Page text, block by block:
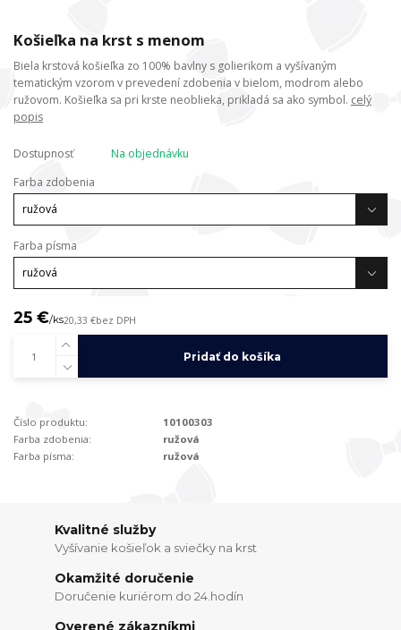
Košieľka na krst s menom
Biela krstová košieľka zo 100% bavlny s golierikom a vyšívaným
tematickým vzorom v prevedení zdobenia v bielom, modrom alebo
ružovom. Košieľka sa pri krste neoblieka, prikladá sa ako symbol. celý
popis
Dostupnosť
Na objednávku
Farba zdobenia
Farba písma
25 €/ks20,33 €bez DPH
Pridať do košíka
Číslo produktu:
10100303
Farba zdobenia:
ružová
Farba písma:
ružová
Kvalitné služby
Vyšívanie košieľok a sviečky na krst
Okamžité doručenie
Doručenie kuriérom do 24.hodín